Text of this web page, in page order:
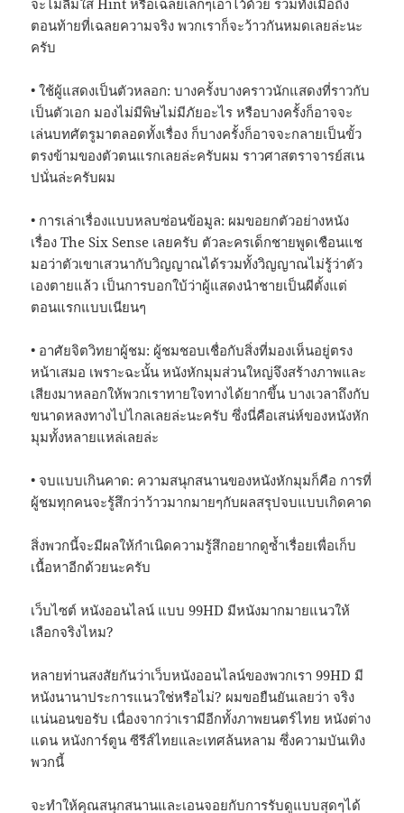
ตอนท้ายที่เฉลยความจริง พวกเราก็จะว้าวกันหมดเลยล่ะนะ
ครับ
• ใช้ผู้แสดงเป็นตัวหลอก: บางครั้งบางคราวนักแสดงที่ราวกับ
เป็นตัวเอก มองไม่มีพิษไม่มีภัยอะไร หรือบางครั้งก็อาจจะ
เล่นบทศัตรูมาตลอดทั้งเรื่อง ก็บางครั้งก็อาจจะกลายเป็นขั้ว
ตรงข้ามของตัวตนแรกเลยล่ะครับผม ราวศาสตราจารย์สเน
ปนั่นล่ะครับผม
• การเล่าเรื่องแบบหลบซ่อนข้อมูล: ผมขอยกตัวอย่างหนัง
เรื่อง The Six Sense เลยครับ ตัวละครเด็กชายพูดเชือนแช
มอว่าตัวเขาเสวนากับวิญญาณได้รวมทั้งวิญญาณไม่รู้ว่าตัว
เองตายแล้ว เป็นการบอกใบ้ว่าผู้แสดงนำชายเป็นผีตั้งแต่
ตอนแรกแบบเนียนๆ
• อาศัยจิตวิทยาผู้ชม: ผู้ชมชอบเชื่อกับสิ่งที่มองเห็นอยู่ตรง
หน้าเสมอ เพราะฉะนั้น หนังหักมุมส่วนใหญ่จึงสร้างภาพและ
เสียงมาหลอกให้พวกเราทายใจทางได้ยากขึ้น บางเวลาถึงกับ
ขนาดหลงทางไปไกลเลยล่ะนะครับ ซึ่งนี่คือเสน่ห์ของหนังหัก
มุมทั้งหลายแหล่เลยล่ะ
• จบแบบเกินคาด: ความสนุกสนานของหนังหักมุมก็คือ การที่
ผู้ชมทุกคนจะรู้สึกว่าว้าวมากมายๆกับผลสรุปจบแบบเกิดคาด
สิ่งพวกนี้จะมีผลให้กำเนิดความรู้สึกอยากดูซ้ำเรื่อยเพื่อเก็บ
เนื้อหาอีกด้วยนะครับ
เว็บไซต์ หนังออนไลน์ แบบ 99HD มีหนังมากมายแนวให้
เลือกจริงไหม?
หลายท่านสงสัยกันว่าเว็บหนังออนไลน์ของพวกเรา 99HD มี
หนังนานาประการแนวใช่หรือไม่? ผมขอยืนยันเลยว่า จริง
แน่นอนขอรับ เนื่องจากว่าเรามีอีกทั้งภาพยนตร์ไทย หนังต่าง
แดน หนังการ์ตูน ซีรีส์ไทยและเทศล้นหลาม ซึ่งความบันเทิง
พวกนี้
จะทำให้คุณสนุกสนานและเอนจอยกับการรับดูแบบสุดๆได้